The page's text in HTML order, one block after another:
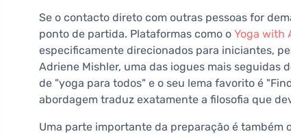
Se o contacto direto com outras pessoas for
ponto de partida. Plataformas como o Yoga with
especificamente direcionados para iniciantes,
Adriene Mishler, uma das iogues mais seguidas
de "yoga para todos" e o seu lema favorito é
abordagem traduz exatamente a filosofia que
Uma parte importante da preparação é